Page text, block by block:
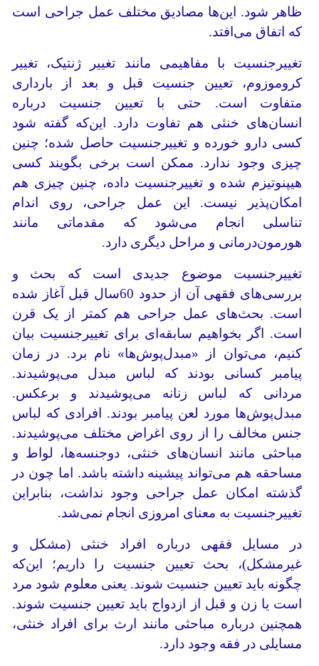
ظاهر شود. این‌ها مصادیق مختلف عمل جراحی است
که اتفاق می‌افتد.
تغییرجنسیت با مفاهیمی مانند تغییر ژنتیک، تغییر
کروموزوم، تعیین جنسیت قبل و بعد از بارداری
متفاوت است. حتی با تعیین جنسیت درباره
انسان‌های خنثی هم تفاوت دارد. این‌که گفته شود
کسی دارو خورده و تغییرجنسیت حاصل شده؛ چنین
چیزی وجود ندارد. ممکن است برخی بگویند کسی
هیپنوتیزم شده و تغییرجنسیت داده، چنین چیزی هم
امکان‌پذیر نیست. این عمل جراحی، روی اندام
تناسلی انجام می‌شود که مقدماتی مانند
هورمون‌درمانی و مراحل دیگری دارد.
تغییرجنسیت موضوع جدیدی است که بحث و
بررسی‌های فقهی آن از حدود 60سال قبل آغاز شده
است. بحث‌های عمل جراحی هم کمتر از یک قرن
است. اگر بخواهیم سابقه‌ای برای تغییرجنسیت بیان
کنیم، می‌توان از «مبدل‌پوش‌ها» نام برد. در زمان
پیامبر کسانی بودند که لباس مبدل می‌پوشیدند.
مردانی که لباس زنانه می‌پوشیدند و برعکس.
مبدل‌پوش‌ها مورد لعن پیامبر بودند. افرادی که لباس
جنس مخالف را از روی اغراض مختلف می‌پوشیدند.
مباحثی مانند انسان‌های خنثی، دوجنسه‌ها، لواط و
مساحقه هم می‌تواند پیشینه داشته باشد. اما چون در
گذشته امکان عمل جراحی وجود نداشت، بنابراین
تغییرجنسیت به معنای امروزی انجام نمی‌شد.
در مسایل فقهی درباره افراد خنثی ‌(مشکل و
غیرمشکل)، بحث تعیین جنسیت را داریم؛ این‌که
چگونه باید تعیین جنسیت شوند. یعنی معلوم شود مرد
است یا زن و قبل از ازدواج باید تعیین جنسیت شوند.
همچنین درباره مباحثی مانند ارث برای افراد خنثی،
مسایلی در فقه وجود دارد.